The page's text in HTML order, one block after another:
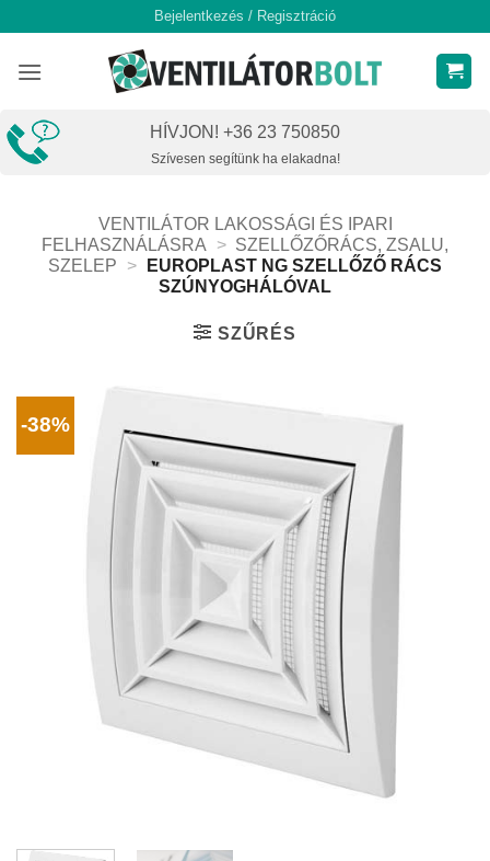
content
Bejelentkezés / Regisztráció
HÍVJON! +36 23 750850
Szívesen segítünk ha elakadna!
VENTILÁTOR LAKOSSÁGI ÉS IPARI
FELHASZNÁLÁSRA
> SZELLŐZŐRÁCS, ZSALU,
SZELEP
>
EUROPLAST NG SZELLŐZŐ RÁCS
SZÚNYOGHÁLÓVAL
SZŰRÉS
-38%